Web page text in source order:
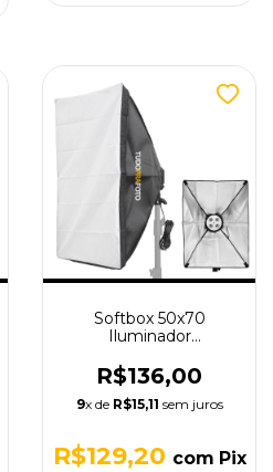
Softbox 50x70
Iluminador
Soquete 4 Lâmpadas
R$136,00
9x de R$15,11 sem juros
R$129,20 com Pix